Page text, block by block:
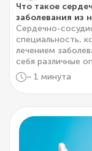
Что такое
заболевания из
Сердечно-
специальность,
лечением
себя различные
~ 1 минута